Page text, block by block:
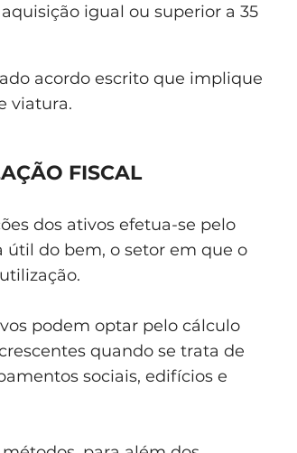
igual ou superior a 35
acordo escrito que implique
viatura.
FISCAL
dos ativos efetua-se pelo
do bem, o setor em que o
podem optar pelo cálculo
quando se trata de
sociais, edifícios e